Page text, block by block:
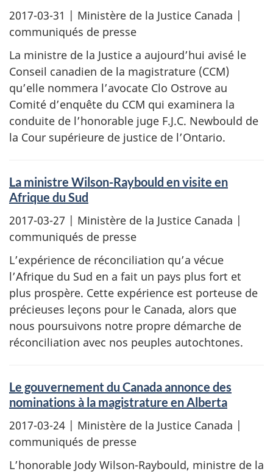
2017-03-31 | Ministère de la Justice Canada |
communiqués de presse
La ministre de la Justice a aujourd’hui avisé le
Conseil canadien de la magistrature (CCM)
qu’elle nommera l’avocate Clo Ostrove au
Comité d’enquête du CCM qui examinera la
conduite de l’honorable juge F.J.C. Newbould de
la Cour supérieure de justice de l’Ontario.
La ministre Wilson-Raybould en visite en
Afrique du Sud
2017-03-27 | Ministère de la Justice Canada |
communiqués de presse
L’expérience de réconciliation qu’a vécue
l’Afrique du Sud en a fait un pays plus fort et
plus prospère. Cette expérience est porteuse de
précieuses leçons pour le Canada, alors que
nous poursuivons notre propre démarche de
réconciliation avec nos peuples autochtones.
Le gouvernement du Canada annonce des
nominations à la magistrature en Alberta
2017-03-24 | Ministère de la Justice Canada |
communiqués de presse
L’honorable Jody Wilson-Raybould, ministre de la